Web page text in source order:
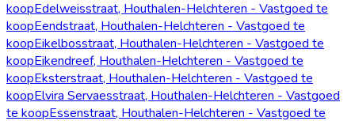
koopEdelweisstraat, Houthalen-Helchteren - Vastgoed te
koopEendstraat, Houthalen-Helchteren - Vastgoed te
koopEikelbosstraat, Houthalen-Helchteren - Vastgoed te
koopEikendreef, Houthalen-Helchteren - Vastgoed te
koopEksterstraat, Houthalen-Helchteren - Vastgoed te
koopElvira Servaesstraat, Houthalen-Helchteren - Vastgoed
te koopEssenstraat, Houthalen-Helchteren - Vastgoed te